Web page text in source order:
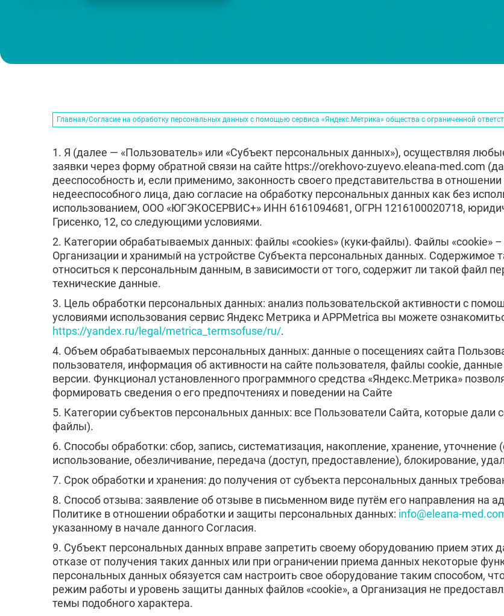
Главная Согласие на обработку персональных данных с помощью сервиса «Яндекс.Метрика» общества с ограниченной
1. Я (далее — «Пользователь» или «Субъект персональных данных»), осуществляя
заявки через форму обратной связи на сайте https://orekhovo-zuyevo.eleana-med.com
дееспособность и, если применимо, законность своего представительства в
недееспособного лица, даю согласие на обработку персональных данных как без
использованием, ООО «ЮГЭКОСЕРВИС+» ИНН 6161094681, ОГРН 1216100020718,
Грисенко, 12, со следующими условиями.
2. Категории обрабатываемых данных: файлы «cookies» (куки-файлы). Файлы «cookie»
Организации и хранимый на устройстве Субъекта персональных данных. Содержимое
относиться к персональным данным, в зависимости от того, содержит ли такой файл
технические данные.
3. Цель обработки персональных данных: анализ пользовательской активности с
условиями использования сервис Яндекс Метрика и APPMetrica вы можете
https://yandex.ru/legal/metrica_termsofuse/ru/.
4. Объем обрабатываемых персональных данных: данные о посещениях сайта
пользователя, информация об активности на сайте пользователя, файлы cookie,
версии. Функционал установленного программного средства «Яндекс.Метрика»
формировать сведения о его предпочтениях и поведении на Сайте
5. Категории субъектов персональных данных: все Пользователи Сайта, которые дали
файлы).
6. Способы обработки: сбор, запись, систематизация, накопление, хранение,
использование, обезличивание, передача (доступ, предоставление), блокирование,
7. Срок обработки и хранения: до получения от субъекта персональных данных
8. Способ отзыва: заявление об отзыве в письменном виде путём его направления на
Политике в отношении обработки и защиты персональных данных: info@eleana-
указанному в начале данного Согласия.
9. Субъект персональных данных вправе запретить своему оборудованию прием этих
отказе от получения таких данных или при ограничении приема данных некоторые
персональных данных обязуется сам настроить свое оборудование таким способом,
режим работы и уровень защиты данных файлов «cookie», а Организация не
темы подобного характера.
ВЫЗВАТЬ ВРАЧА
Отправить
Оставляя заявку Вы соглашаетесь сполитикой
конфиденциальности
ЗАДАТЬ ВОПРОС
Отправить
Оставляя заявку Вы соглашаетесь с
ЗАПОЛНИТЕ ФОРМУ
Заполните форму ниже, мы вам
конфиденциальности
ВЫБРАТЬ ГОРОД
Долгопрудный
Егорьевск
Ивантеевка
Красногорск
Люберцы
Мытищи
Ногинск
Одинцово
Пушкино
Раменское
Сергиев Посад
Серпухов
Чехов
Щёлково
Котельники
Фрязино
Дзержинский
Краснознаменск
Кашира
Звенигород
Протвино
Дедовск
Электрогорск
Лосино-Петровский
Красноармейск
Озёры
Голицыно
Бронницы
Хотьково
Зарайск
Пущино
Черноголовка
Руза
Краснозаводск
Белоозёрский